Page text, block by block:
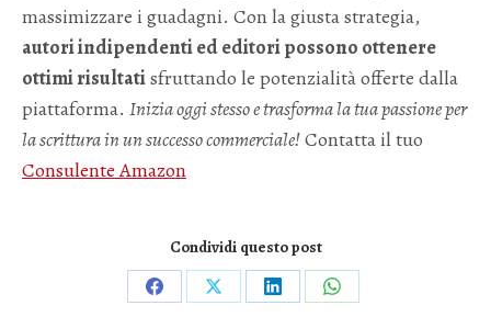
massimizzare i guadagni. Con la giusta strategia,
autori indipendenti ed editori possono ottenere
ottimi risultatisfruttando le potenzialità offerte dalla
piattaforma. Inizia oggi stesso e trasforma la tua passione per
la scrittura in un successo commerciale!Contatta il tuo
Consulente Amazon
Condividi questo post
CondividiCondividiCondividiCondividi